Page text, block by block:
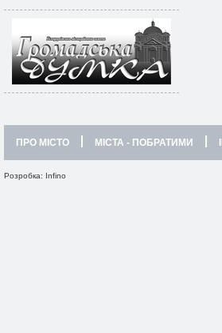
ПРО МІСТО МІСТА - ПОБРАТИМИ
Розробка: Infino